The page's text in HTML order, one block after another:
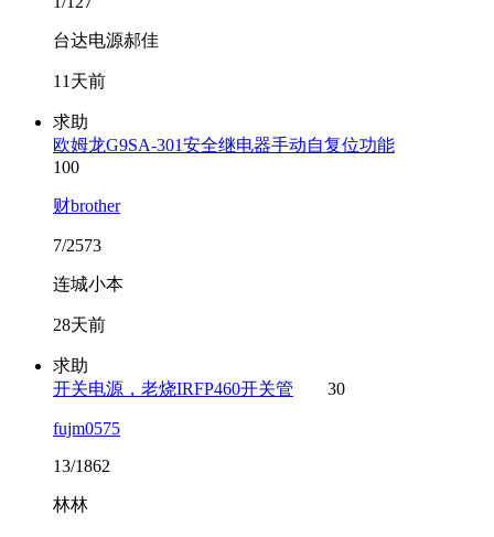
台达电源郝佳
11天前
求助
欧姆龙G9SA-301安全继电器手动自复位功能
100
财brother
7/2573
连城小本
28天前
求助
开关电源，老烧IRFP460开关管
30
fujm0575
13/1862
林林